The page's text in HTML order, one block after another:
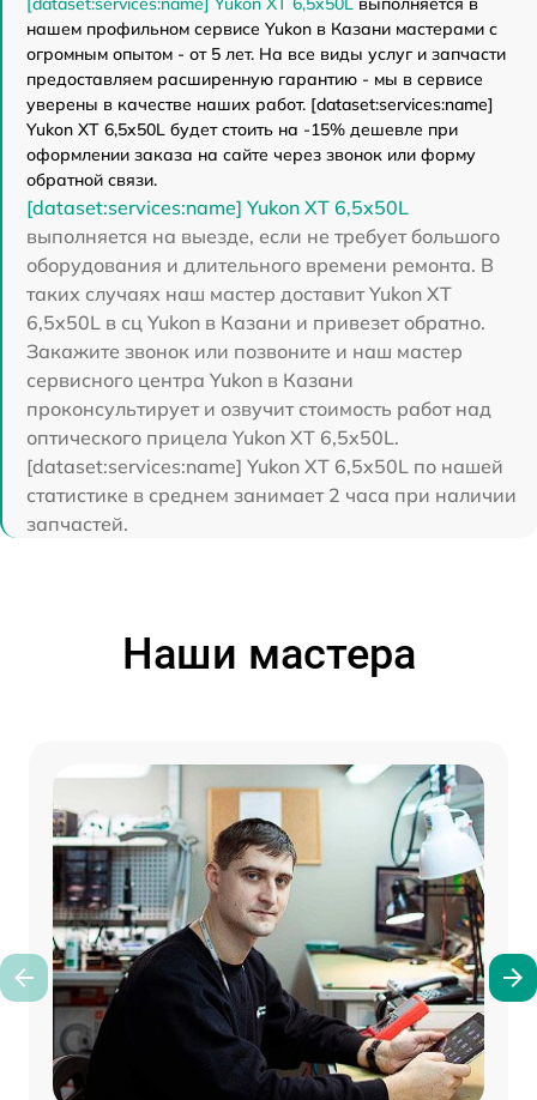
нашем профильном сервисе Yukon в Казани мастерами с
огромным опытом - от 5 лет. На все виды услуг и запчасти
предоставляем расширенную гарантию - мы в сервисе
уверены в качестве наших работ. [dataset:services:name]
Yukon XT 6,5x50L будет стоить на -15% дешевле при
оформлении заказа на сайте через звонок или форму
обратной связи.
[dataset:services:name] Yukon XT 6,5x50L
выполняется на выезде, если не требует большого
оборудования и длительного времени ремонта. В
таких случаях наш мастер доставит Yukon XT
6,5x50L в сц Yukon в Казани и привезет обратно.
Закажите звонок или позвоните и наш мастер
сервисного центра Yukon в Казани
проконсультирует и озвучит стоимость работ над
оптического прицела Yukon XT 6,5x50L.
[dataset:services:name] Yukon XT 6,5x50L по нашей
статистике в среднем занимает 2 часа при наличии
запчастей.
Наши мастера